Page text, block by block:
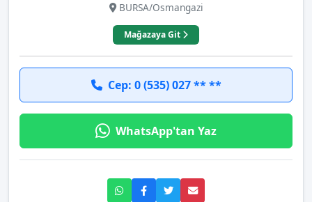
BURSA/Osmangazi
Mağazaya Git
Cep: 0 (535) 027 ** **
WhatsApp'tan Yaz